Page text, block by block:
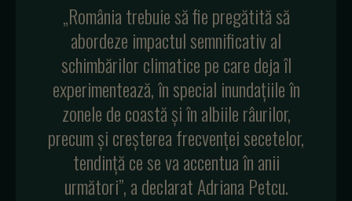
„România trebuie să fie pregătită să
abordeze impactul semnificativ al
schimbărilor climatice pe care deja îl
experimentează, în special inundațiile în
zonele de coastă și în albiile râurilor,
precum și creșterea frecvenței secetelor,
tendință ce se va accentua în anii
următori”, a declarat Adriana Petcu.